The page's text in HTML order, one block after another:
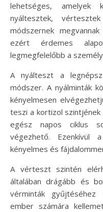
lehetséges, amelyek
nyáltesztek,
módszernek
ezért érdemes
legmegfelelőbb a
A nyálteszt a
módszer. A nyálminták
kényelmesen
teszi a kortizol
egész napos ciklus
végezhető. Ezenkívül
kényelmes és
A vérteszt szintén
általában drágább és
vérminták
ember számára